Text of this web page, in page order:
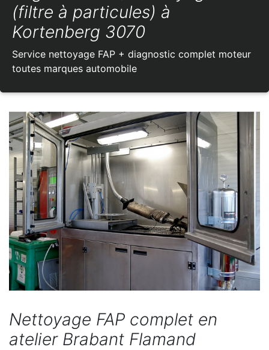
(filtre à particules) à
Kortenberg 3070
Service nettoyage FAP + diagnostic complet moteur
toutes marques automobile
Nettoyage FAP complet en
atelier Brabant Flamand